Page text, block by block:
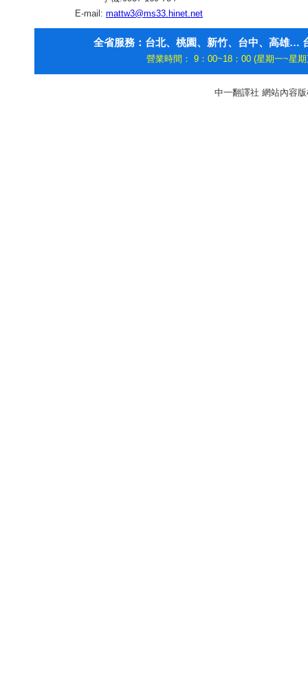
E-mail: mattw3@ms33.hinet.net
全省服務：台北、桃園、新竹、台中、高雄…
營業時間： 9：00~18：00 (星期一~星
中一翻譯社 網站內容